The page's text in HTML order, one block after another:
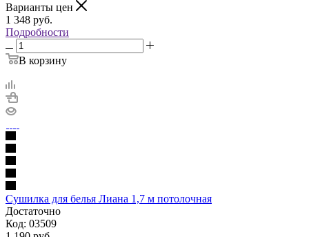
Варианты цен
1 348 руб.
Подробности
В корзину
Сушилка для белья Лиана 1,7 м потолочная
Достаточно
Код: 03509